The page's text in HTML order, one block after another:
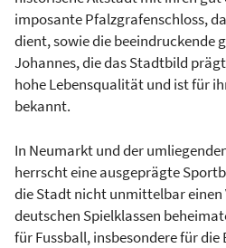
imposante Pfalzgrafenschloss,
dient, sowie die beeindruckende
Johannes, die das Stadtbild
hohe Lebensqualität und ist für
bekannt.
In Neumarkt und der
herrscht eine ausgeprägte
die Stadt nicht unmittelbar einen
deutschen Spielklassen
für Fussball, insbesondere für die